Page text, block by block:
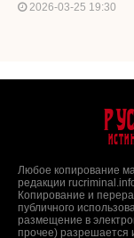
2026-03-25 19:30
Любое копирование
редакции
Копирование и
публичного
размещение в
прочее) разрешается